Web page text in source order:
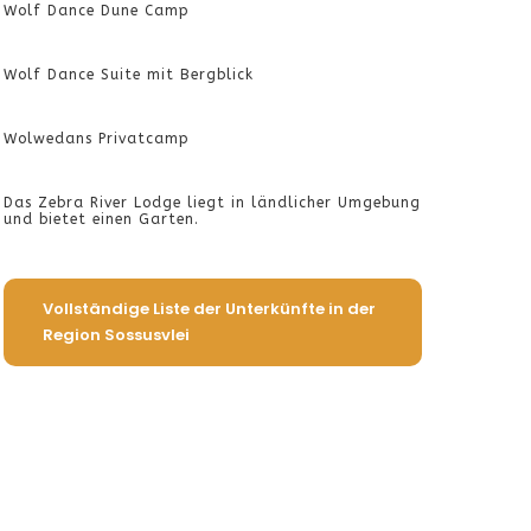
Wolf Dance Dune Camp
Wolf Dance Suite mit Bergblick
Wolwedans Privatcamp
Das Zebra River Lodge liegt in ländlicher Umgebung
und bietet einen Garten.
Vollständige Liste der Unterkünfte in der
Region Sossusvlei